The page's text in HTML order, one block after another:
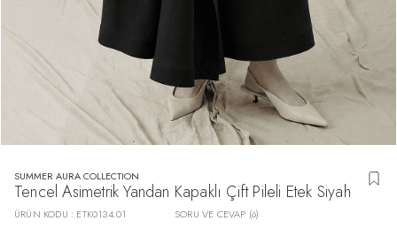
SUMMER AURA COLLECTION
Tencel Asimetrik Yandan Kapaklı Çift Pileli Etek Siyah
ÜRÜN KODU : ETK0134.01 SORU VE CEVAP (6)